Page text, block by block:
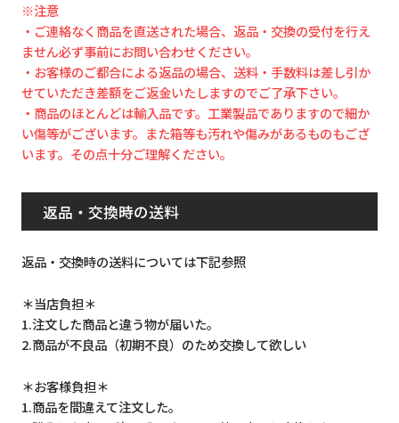
※注意
・ご連絡なく商品を直送された場合、返品・交換の受付を行え
ません必ず事前にお問い合わせください。
・お客様のご都合による返品の場合、送料・手数料は差し引か
せていただき差額をご返金いたしますのでご了承下さい。
・商品のほとんどは輸入品です。工業製品でありますので細か
い傷等がございます。また箱等も汚れや傷みがあるものもござ
います。その点十分ご理解ください。
返品・交換時の送料
返品・交換時の送料については下記参照
＊当店負担＊
1.注文した商品と違う物が届いた。
2.商品が不良品（初期不良）のため交換して欲しい
＊お客様負担＊
1.商品を間違えて注文した。